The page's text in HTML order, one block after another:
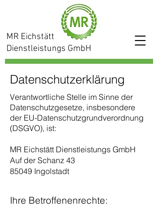
MR Eichstätt
Dienstleistungs GmbH
Verantwortliche Stelle im Sinne der
Datenschutzgesetze, insbesondere
der EU-Datenschutzgrundverordnung
(DSGVO), ist:
MR Eichstätt Dienstleistungs GmbH
Auf der Schanz 43
85049 Ingolstadt
Ihre Betroffenenrechte:
Datenschutzerklärung